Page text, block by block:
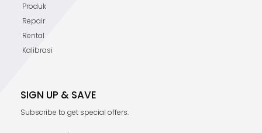
Produk
Repair
Rental
Kalibrasi
SIGN UP & SAVE
Subscribe to get special offers.